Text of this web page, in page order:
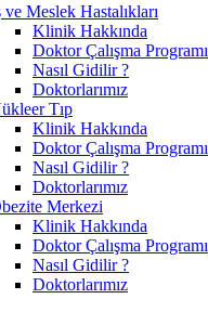
ve Meslek Hastalıkları
Klinik Hakkında
Doktor Çalışma Programı
Nasıl Gidilir ?
Doktorlarımız
Tıp
Klinik Hakkında
Doktor Çalışma Programı
Nasıl Gidilir ?
Doktorlarımız
Merkezi
Klinik Hakkında
Doktor Çalışma Programı
Nasıl Gidilir ?
Doktorlarımız